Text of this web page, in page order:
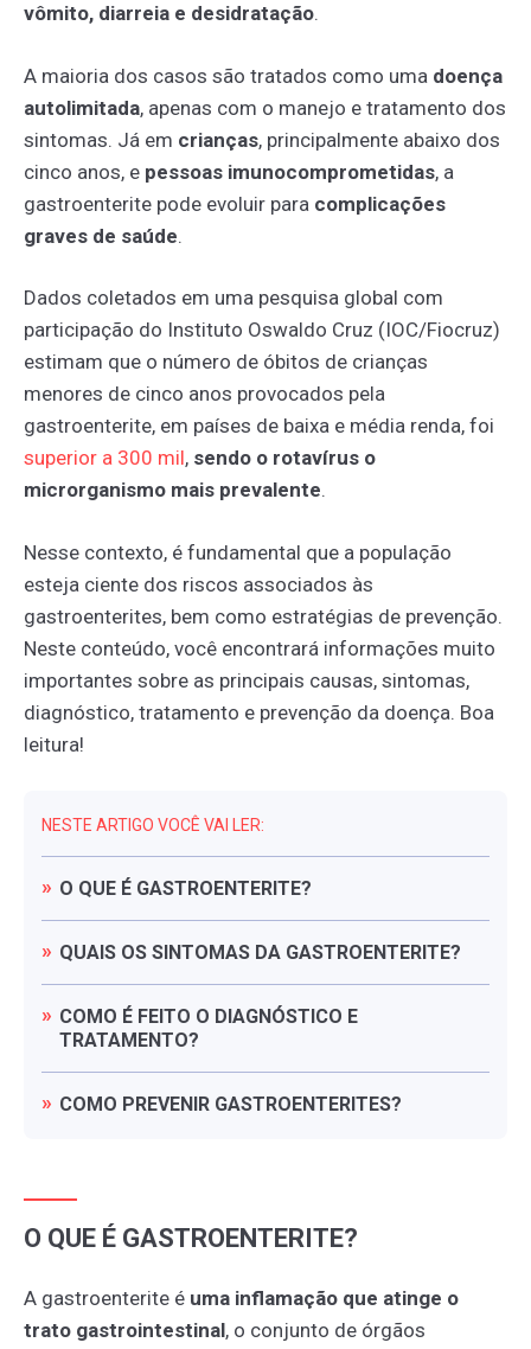
vômito, diarreia e desidratação.
A maioria dos casos são tratados como uma doença
autolimitada, apenas com o manejo e tratamento dos
sintomas. Já em crianças, principalmente abaixo dos
cinco anos, e pessoas imunocomprometidas, a
gastroenterite pode evoluir para complicações
graves de saúde.
Dados coletados em uma pesquisa global com
participação do Instituto Oswaldo Cruz (IOC/Fiocruz)
estimam que o número de óbitos de crianças
menores de cinco anos provocados pela
gastroenterite, em países de baixa e média renda, foi
superior a 300 mil, sendo o rotavírus o
microrganismo mais prevalente.
Nesse contexto, é fundamental que a população
esteja ciente dos riscos associados às
gastroenterites, bem como estratégias de prevenção.
Neste conteúdo, você encontrará informações muito
importantes sobre as principais causas, sintomas,
diagnóstico, tratamento e prevenção da doença. Boa
leitura!
NESTE ARTIGO VOCÊ VAI LER:
O QUE É GASTROENTERITE?
QUAIS OS SINTOMAS DA GASTROENTERITE?
COMO É FEITO O DIAGNÓSTICO E
TRATAMENTO?
COMO PREVENIR GASTROENTERITES?
O QUE É GASTROENTERITE?
A gastroenterite é uma inflamação que atinge o
trato gastrointestinal, o conjunto de órgãos